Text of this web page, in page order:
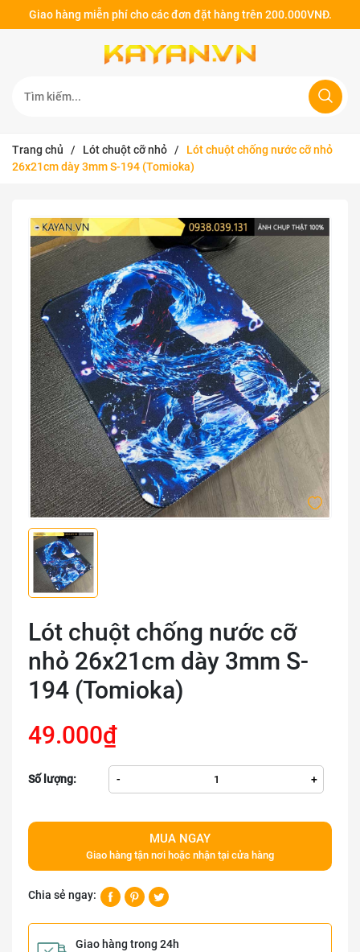
Giao hàng miễn phí cho các đơn đặt hàng trên 200.000VNĐ.
Trang chủ / Lót chuột cỡ nhỏ /
Lót chuột chống nước cỡ nhỏ
26x21cm dày 3mm S-194 (Tomioka)
Lót chuột chống nước cỡ
nhỏ 26x21cm dày 3mm S-
194 (Tomioka)
49.000₫
Số lượng: - +
MUA NGAY
Giao hàng tận nơi hoặc nhận tại cửa hàng
Chia sẻ ngay:
Giao hàng trong 24h